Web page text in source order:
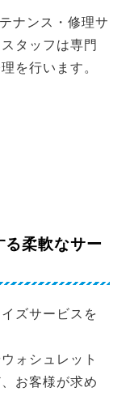
ナンス・修理サ
タッフは専門
を行います。
る柔軟なサー
ズサービスを
ォシュレット
お客様が求め